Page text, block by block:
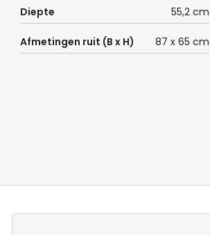
Diepte 55,2 cm
Afmetingen ruit (B x H) 87 x 65 cm